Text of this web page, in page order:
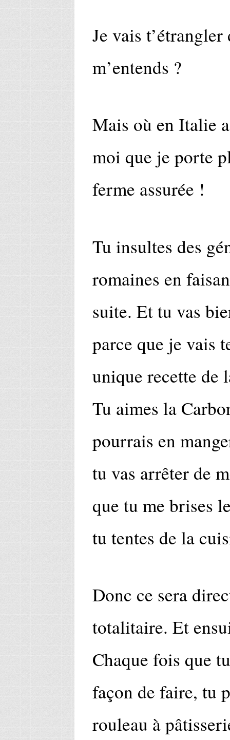
Je vais
m’entends ?
Mais où en Italie
moi que je porte
ferme assurée !
Tu insultes des
romaines en
suite. Et tu vas
parce que je vais
unique recette de
Tu aimes la
pourrais en
tu vas arrêter de
que tu me brises
tu tentes de la
Donc ce sera
totalitaire. Et
Chaque fois que
façon de faire, tu
rouleau à